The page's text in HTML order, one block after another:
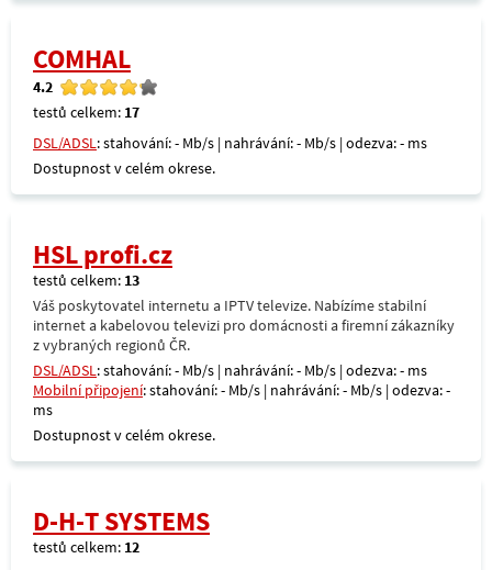
COMHAL
4.2
testů celkem: 17
DSL/ADSL: stahování: - Mb/s | nahrávání: - Mb/s | odezva: - ms
Dostupnost v celém okrese.
HSL profi.cz
testů celkem: 13
Váš poskytovatel internetu a IPTV televize. Nabízíme stabilní
internet a kabelovou televizi pro domácnosti a firemní zákazníky
z vybraných regionů ČR.
DSL/ADSL: stahování: - Mb/s | nahrávání: - Mb/s | odezva: - ms
Mobilní připojení: stahování: - Mb/s | nahrávání: - Mb/s | odezva: -
ms
Dostupnost v celém okrese.
D-H-T SYSTEMS
testů celkem: 12